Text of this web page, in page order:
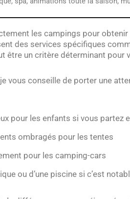
les campings pour
des services spécifiques
être un critère déterminant pour
vous conseille de porter une
pour les enfants si vous partez
ombragés pour les tentes
pour les camping-cars
ou d’une piscine si c’est